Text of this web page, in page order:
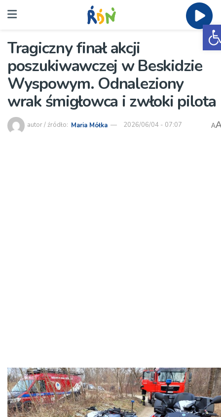
Tragiczny finał akcji
poszukiwawczej w Beskidzie
Wyspowym. Odnaleziony
wrak śmigłowca i zwłoki pilota
autor / źródło: Maria Mółka 2026/06/04 - 07:07 A